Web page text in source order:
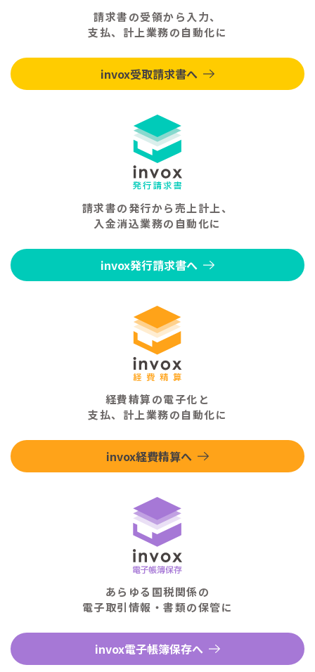
請求書の受領から入力、
支払、計上業務の自動化に
invox受取請求書へ
請求書の発行から売上計上、
入金消込業務の自動化に
invox発行請求書へ
経費精算の電子化と
支払、計上業務の自動化に
invox経費精算へ
あらゆる国税関係の
電子取引情報・書類の保管に
invox電子帳簿保存へ